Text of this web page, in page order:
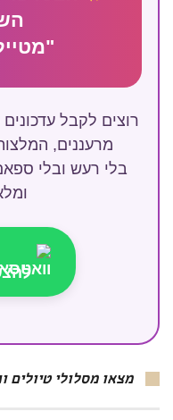
רוצים לקבל
מרעננים,
בלי רעש ובלי
מצאו מסלולי טיולים